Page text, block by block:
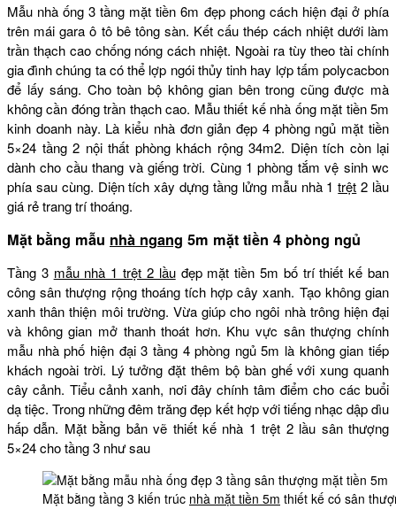
Mẫu nhà ống 3 tầng mặt tiền 6m đẹp phong cách hiện đại ở phía
trên mái gara ô tô bê tông sàn. Kết cấu thép cách nhiệt dưới làm
trần thạch cao chống nóng cách nhiệt. Ngoài ra tùy theo tài chính
gia đình chúng ta có thể lợp ngói thủy tinh hay lợp tấm polycacbon
để lấy sáng. Cho toàn bộ không gian bên trong cũng được mà
không cần đóng trần thạch cao. Mẫu thiết kế nhà ống mặt tiền 5m
kinh doanh này. Là kiểu nhà đơn giản đẹp 4 phòng ngủ mặt tiền
5×24 tầng 2 nội thất phòng khách rộng 34m2. Diện tích còn lại
dành cho cầu thang và giếng trời. Cùng 1 phòng tắm vệ sinh wc
phía sau cùng. Diện tích xây dựng tầng lửng mẫu nhà 1trệt 2 lầu
giá rẻ trang trí thoáng.
Mặt bằng mẫu nhà ngang 5m mặt tiền 4 phòng ngủ
Tầng 3 mẫu nhà 1 trệt 2 lầuđẹp mặt tiền 5m bố trí thiết kế ban
công sân thượng rộng thoáng tích hợp cây xanh. Tạo không gian
xanh thân thiện môi trường. Vừa giúp cho ngôi nhà trông hiện đại
và không gian mở thanh thoát hơn. Khu vực sân thượng chính
mẫu nhà phố hiện đại 3 tầng 4 phòng ngủ 5m là không gian tiếp
khách ngoài trời. Lý tưởng đặt thêm bộ bàn ghế với xung quanh
cây cảnh. Tiểu cảnh xanh, nơi đây chính tâm điểm cho các buổi
dạ tiệc. Trong những đêm trăng đẹp kết hợp với tiếng nhạc dập dìu
hấp dẫn. Mặt bằng bản vẽ thiết kế nhà 1 trệt 2 lầu sân thượng
5×24 cho tầng 3 như sau
Mặt bằng tầng 3 kiến trúc nhà mặt tiền 5m thiết kế có sân